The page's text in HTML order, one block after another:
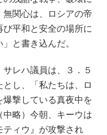
関心は、ロシアの帝
平和と安全の場所に
と書き込んだ。
レハ議員は、３．５
し、「私たちは、ロ
撃している真夜中を
略）今朝、キーウは
ティウ』が攻撃され